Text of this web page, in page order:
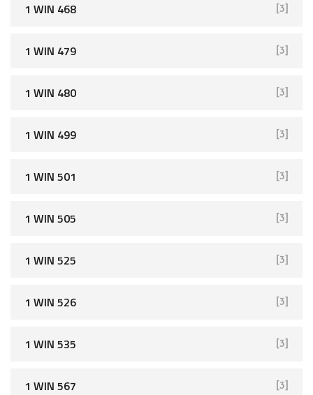
1 WIN 468 [3]
1 WIN 479 [3]
1 WIN 480 [3]
1 WIN 499 [3]
1 WIN 501 [3]
1 WIN 505 [3]
1 WIN 525 [3]
1 WIN 526 [3]
1 WIN 535 [3]
1 WIN 567 [3]